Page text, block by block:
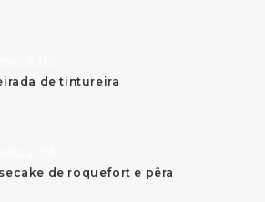
de tintureira
de roquefort e pêra